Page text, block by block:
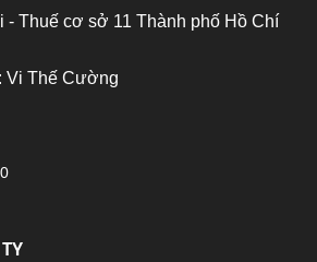
- Thuế cơ sở 11 Thành phố Hồ Chí
Vi Thế Cường